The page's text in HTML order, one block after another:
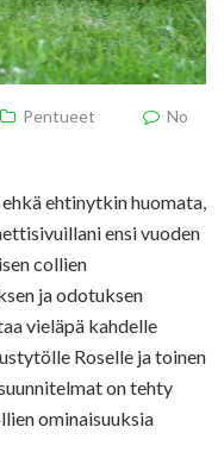
Pentueet
No
ehtinytkin huomata,
ensi vuoden
collien
ja odotuksen
vieläpä kahdelle
Roselle ja toinen
on tehty
ominaisuuksia